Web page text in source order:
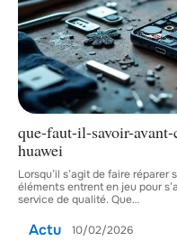
que-faut-il-savoir-
huawei
Lorsqu’il s’agit de faire
éléments entrent en jeu pour
service de qualité. Que…
Actu 10/02/2026